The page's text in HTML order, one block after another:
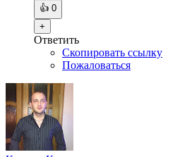
👍 0
+
Ответить
Скопировать ссылку
Пожаловаться